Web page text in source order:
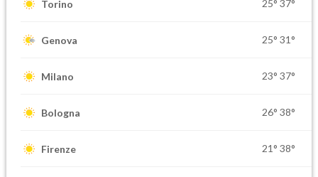
Torino 25° 37°
Genova 25° 31°
Milano 23° 37°
Bologna 26° 38°
Firenze 21° 38°